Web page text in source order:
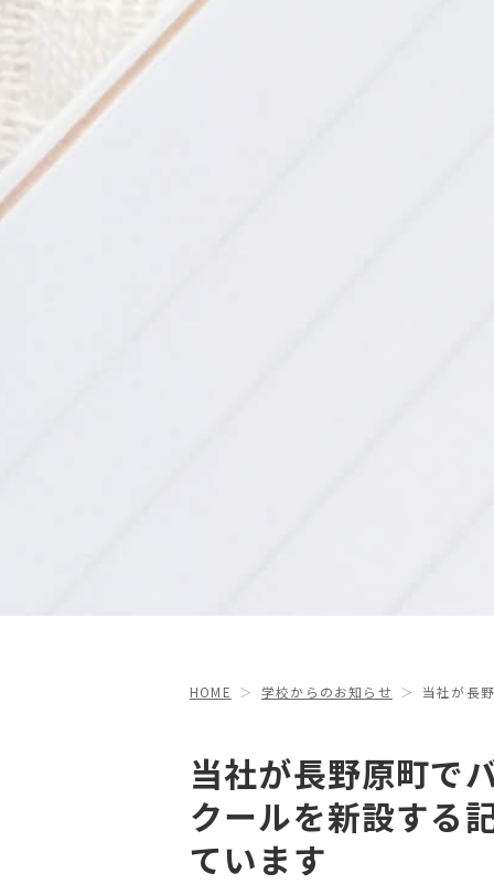
HOME 学校からのお知らせ 当社が長
当社が長野原町で
クールを新設する
ています